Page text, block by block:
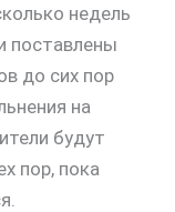
недель
поставлены
до сих пор
на
будут
пор, пока